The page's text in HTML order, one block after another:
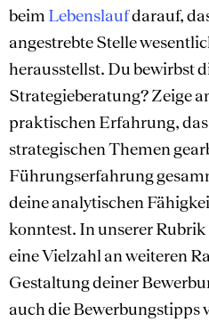
beim Lebenslaufdarauf,
angestrebte Stelle
herausstellst. Du bewirbst
Strategieberatung? Zeige
praktischen Erfahrung,
strategischen Themen
Führungserfahrung
deine analytischen
konntest. In unserer Rubrik
eine Vielzahl an weiteren
Gestaltung deiner
auch die Bewerbungstipps